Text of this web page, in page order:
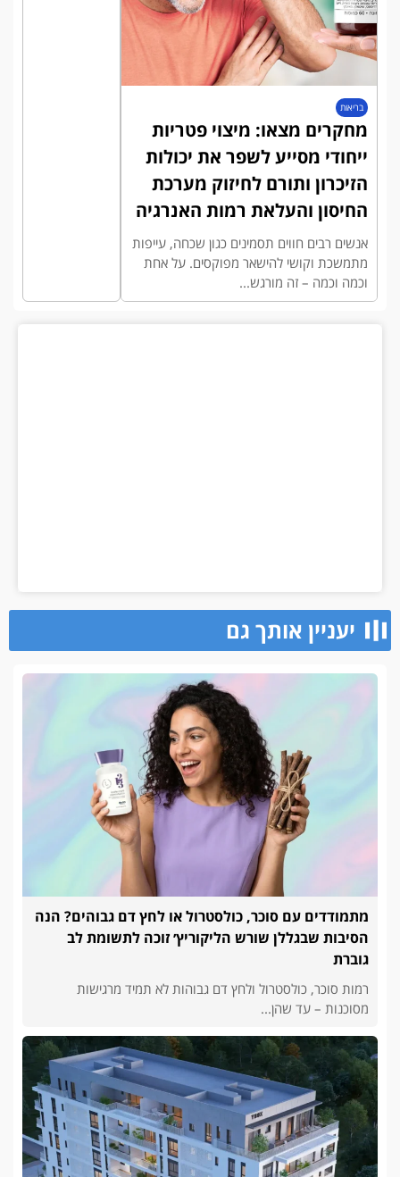
בריאות
מחקרים מצאו: מיצוי פטריות
ייחודי מסייע לשפר את יכולות
הזיכרון ותורם לחיזוק מערכת
החיסון והעלאת רמות האנרגיה
אנשים רבים חווים תסמינים כגון שכחה, עייפות
מתמשכת וקושי להישאר מפוקסים. על אחת
וכמה וכמה – זה מורגש...
יעניין אותך גם
מתמודדים עם סוכר, כולסטרול או לחץ דם גבוהים? הנה
הסיבות שבגללן שורש הליקוריץ׳ זוכה לתשומת לב
גוברת
רמות סוכר, כולסטרול ולחץ דם גבוהות לא תמיד מרגישות
מסוכנות – עד שהן...